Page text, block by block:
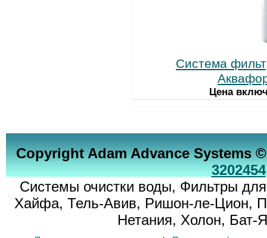
Система
Цена
Copyright Adam Advance Systems
3202454
Системы очистки воды, Фильтры
Хайфа, Тель-Авив, Ришон-ле-Цион,
Нетания, Холон,